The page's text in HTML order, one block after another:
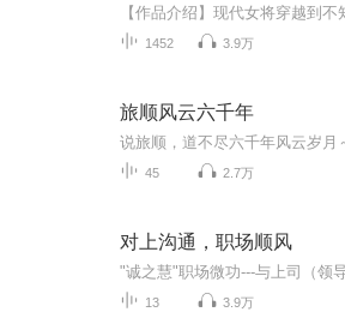
1452 3.9万
旅顺风云六千年
45 2.7万
对上沟通，职场顺风
13 3.9万